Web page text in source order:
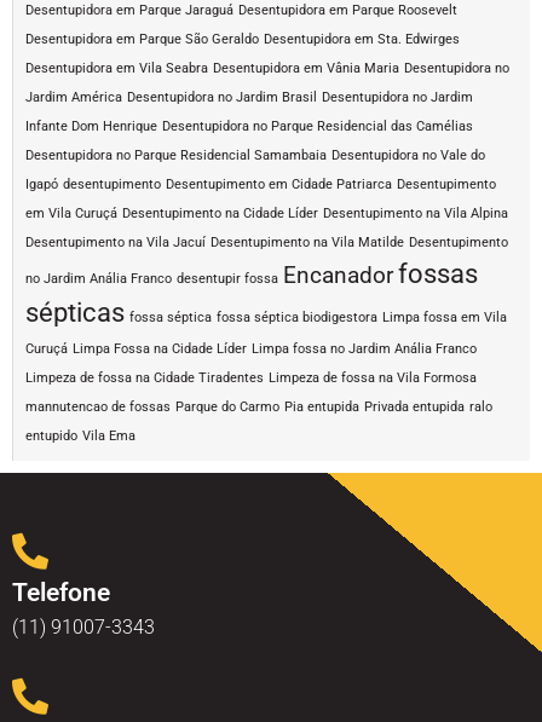
Desentupidora em Parque Jaraguá Desentupidora em Parque Roosevelt
Desentupidora em Parque São Geraldo Desentupidora em Sta. Edwirges
Desentupidora em Vila Seabra Desentupidora em Vânia Maria Desentupidora no
Jardim América Desentupidora no Jardim Brasil
Desentupidora no Jardim
Infante Dom Henrique Desentupidora no Parque Residencial das Camélias
Desentupidora no Parque Residencial Samambaia Desentupidora no Vale do
Igapó desentupimento Desentupimento em Cidade Patriarca Desentupimento
em Vila Curuçá Desentupimento na Cidade Líder Desentupimento na Vila Alpina
Desentupimento na Vila Jacuí Desentupimento na Vila Matilde Desentupimento
no Jardim Anália Franco desentupir fossa Encanadorfossas
sépticas fossa séptica fossa séptica biodigestora Limpa fossa em Vila
Curuçá Limpa Fossa na Cidade Líder Limpa fossa no Jardim Anália Franco
Limpeza de fossa na Cidade Tiradentes Limpeza de fossa na Vila Formosa
mannutencao de fossas Parque do Carmo Pia entupida Privada entupida ralo
entupido Vila Ema
Telefone
(11) 91007-3343